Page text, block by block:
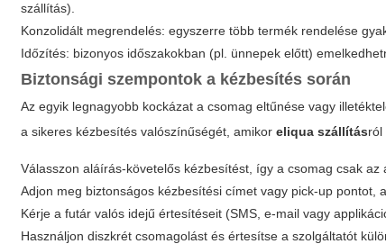
szállítás).
Konzolidált megrendelés: egyszerre több termék rendelése
Időzítés: bizonyos időszakokban (pl. ünnepek előtt)
Biztonsági szempontok a kézbesítés során
Az egyik legnagyobb kockázat a csomag eltűnése vagy
a sikeres kézbesítés valószínűségét, amikoreliqua szállításról
Válasszon aláírás-követelős kézbesítést, így a csomag csak az
Adjon meg biztonságos kézbesítési címet vagy pick-up pontot,
Kérje a futár valós idejű értesítéseit (SMS, e-mail vagy
Használjon diszkrét csomagolást és értesítse a szolgáltatót